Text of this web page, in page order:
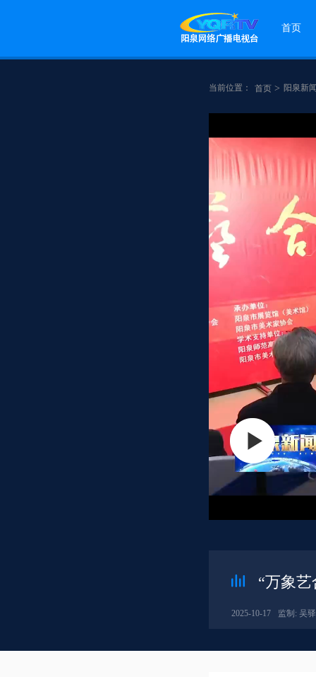
首页
当前位置： 首页 > 阳泉新
“万象
2025-10-17 监制: 吴驿